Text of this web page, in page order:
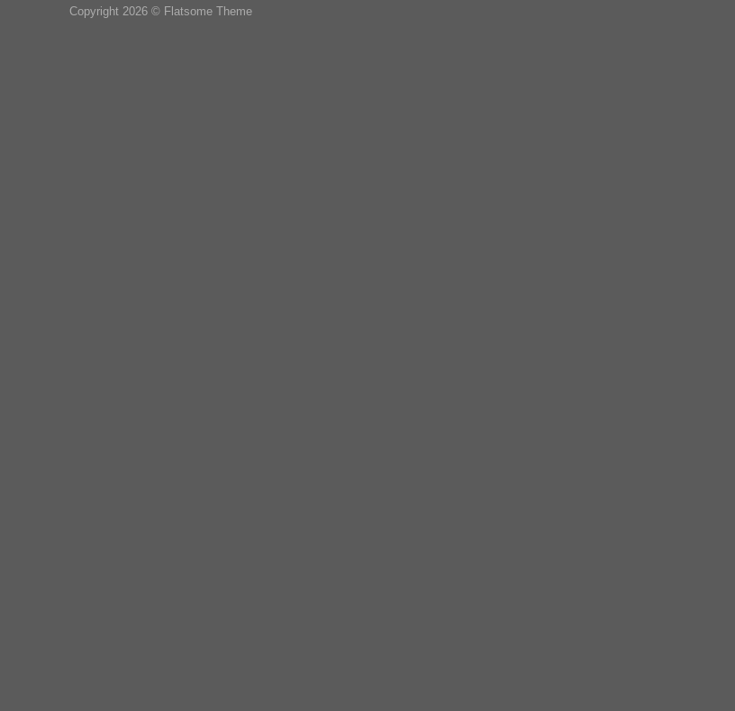
Copyright 2026 © Flatsome Theme